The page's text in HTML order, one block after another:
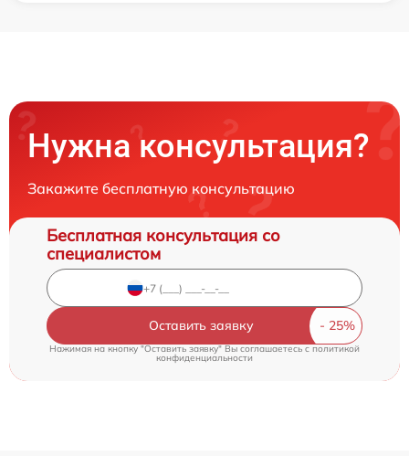
Нужна консультация?
Закажите бесплатную консультацию
Бесплатная консультация со
специалистом
Оставить заявку
Нажимая на кнопку "Оставить заявку" Вы соглашаетесь c политикой
конфиденциальности